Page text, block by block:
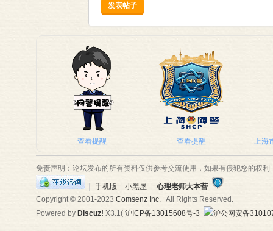
发表帖子
查看提醒 查看提醒 上海
免责声明：论坛发布的所有资料仅供参考交流使用，如果有侵犯您的权
手机版 小黑屋
心理老师大本营
Copyright © 2001-2023 Comsenz Inc.All Rights Reserved.
Powered by Discuz! X3.1( 沪ICP备13015608号-3 沪公网安备